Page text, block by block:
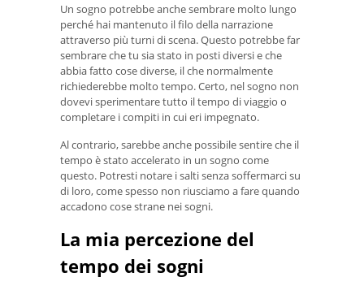
Un sogno potrebbe anche sembrare molto lungo
perché hai mantenuto il filo della narrazione
attraverso più turni di scena. Questo potrebbe far
sembrare che tu sia stato in posti diversi e che
abbia fatto cose diverse, il che normalmente
richiederebbe molto tempo. Certo, nel sogno non
dovevi sperimentare tutto il tempo di viaggio o
completare i compiti in cui eri impegnato.
Al contrario, sarebbe anche possibile sentire che il
tempo è stato accelerato in un sogno come
questo. Potresti notare i salti senza soffermarci su
di loro, come spesso non riusciamo a fare quando
accadono cose strane nei sogni.
La mia percezione del
tempo dei sogni